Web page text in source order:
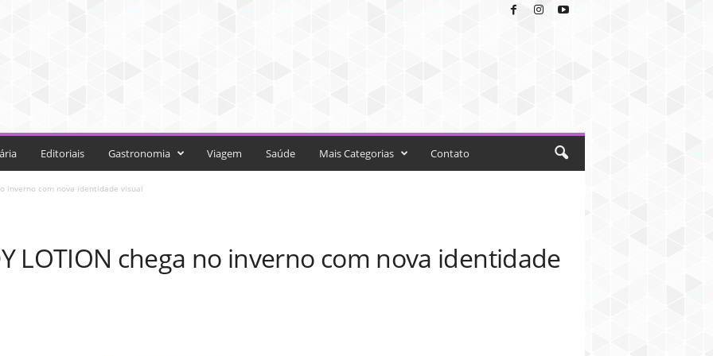
Editoriais Gastronomia Viagem Saúde Mais Categorias Contato
inverno com nova identidade visual
LOTION chega no inverno com nova identidade